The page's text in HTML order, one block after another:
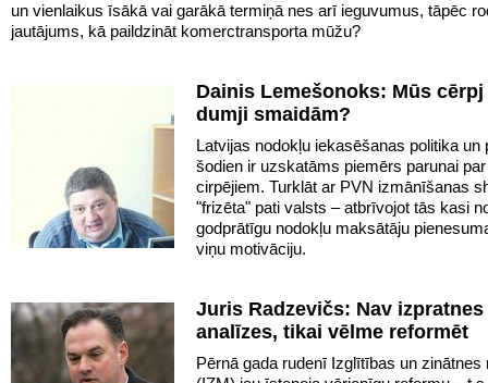
un vienlaikus īsākā vai garākā termiņā nes arī ieguvumus, tāpēc
jautājums, kā paildzināt komerctransporta mūžu?
Dainis Lemešonoks: Mūs cērpj
dumji smaidām?
Latvijas nodokļu iekasēšanas politika un
šodien ir uzskatāms piemērs parunai
cirpējiem. Turklāt ar PVN izmānīšanas
"frizēta" pati valsts – atbrīvojot tās kasi
godprātīgu nodokļu maksātāju
viņu motivāciju.
Juris Radzevičs: Nav izpratnes
analīzes, tikai vēlme reformēt
Pērnā gada rudenī Izglītības un zinātnes